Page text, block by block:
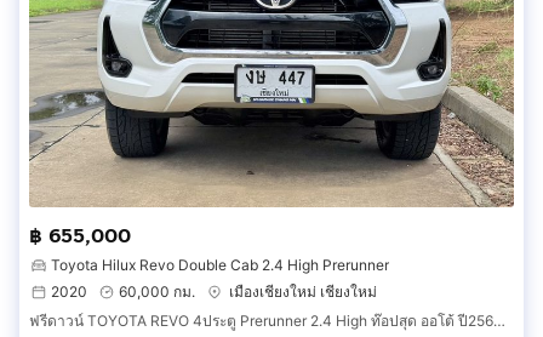
฿ 655,000
Toyota Hilux Revo Double Cab 2.4 High Prerunner
2020
60,000 กม.
เมืองเชียงใหม่ เชียงใหม่
ฟรีดาวน์ TOYOTA REVO 4ประตู Prerunner 2.4 High ท๊อปสุด ออโต้ ปี2563(2020) วิ่งเพียง 60,000 กม. มือเดียวเชียงใหม่ สีขาว.